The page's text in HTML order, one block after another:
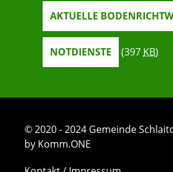
AKTUELLE
NOTDIENSTE (397 KB)
© 2020 - 2024 Gemeinde
by Komm.ONE